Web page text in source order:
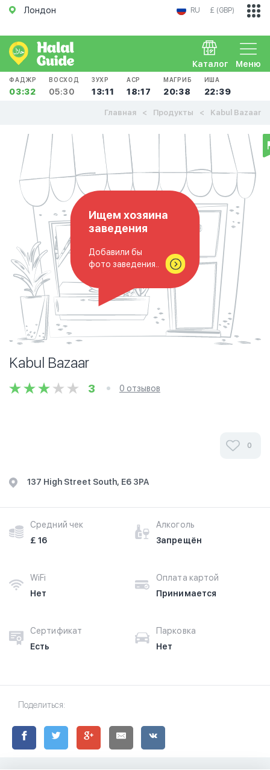
Лондон RU £ (GBP)
Меню
Каталог
ФАДЖР
03:32
ВОСХОД
05:30
ЗУХР
13:11
АСР
18:17
МАГРИБ
20:38
ИША
22:39
Главная Продукты Kabul Bazaar
Ищем хозяина
заведения
Добавили бы
фото заведения..
Kabul Bazaar
3 0 отзывов
0
137 High Street South, E6 3PA
Средний чек
£ 16
Алкоголь
Запрещён
WiFi
Нет
Оплата картой
Принимается
Сертификат
Есть
Парковка
Нет
Поделиться: